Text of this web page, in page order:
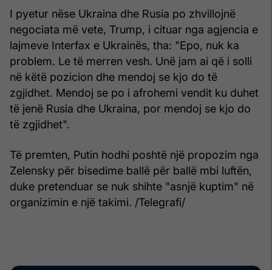
I pyetur nëse Ukraina dhe Rusia po zhvillojnë
negociata më vete, Trump, i cituar nga agjencia e
lajmeve Interfax e Ukrainës, tha: "Epo, nuk ka
problem. Le të merren vesh. Unë jam ai që i solli
në këtë pozicion dhe mendoj se kjo do të
zgjidhet. Mendoj se po i afrohemi vendit ku duhet
të jenë Rusia dhe Ukraina, por mendoj se kjo do
të zgjidhet".
Të premten, Putin hodhi poshtë një propozim nga
Zelensky për bisedime ballë për ballë mbi luftën,
duke pretenduar se nuk shihte "asnjë kuptim" në
organizimin e një takimi. /Telegrafi/